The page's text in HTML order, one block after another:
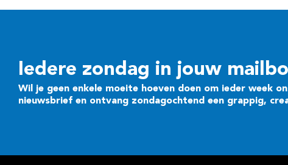
Iedere zondag in jouw
Wil je geen enkele moeite hoeven doen om ieder week
nieuwsbrief en ontvang zondagochtend een grappig,